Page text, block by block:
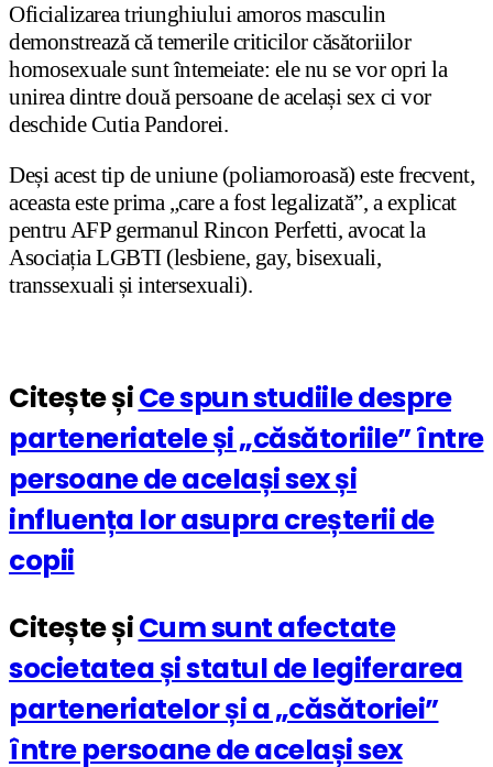
Oficializarea triunghiului amoros masculin
demonstrează că temerile criticilor căsătoriilor
homosexuale sunt întemeiate: ele nu se vor opri la
unirea dintre două persoane de același sex ci vor
deschide Cutia Pandorei.
Deși acest tip de uniune (poliamoroasă) este frecvent,
aceasta este prima „care a fost legalizată”, a explicat
pentru AFP germanul Rincon Perfetti, avocat la
Asociația LGBTI (lesbiene, gay, bisexuali,
transsexuali și intersexuali).
Citește șiCe spun studiile despre
parteneriatele și „căsătoriile” între
persoane de același sex și
influența lor asupra creșterii de
copii
Citește șiCum sunt afectate
societatea și statul de legiferarea
parteneriatelor și a „căsătoriei”
între persoane de același sex